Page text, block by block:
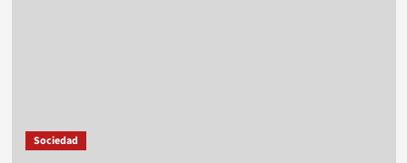
Sociedad